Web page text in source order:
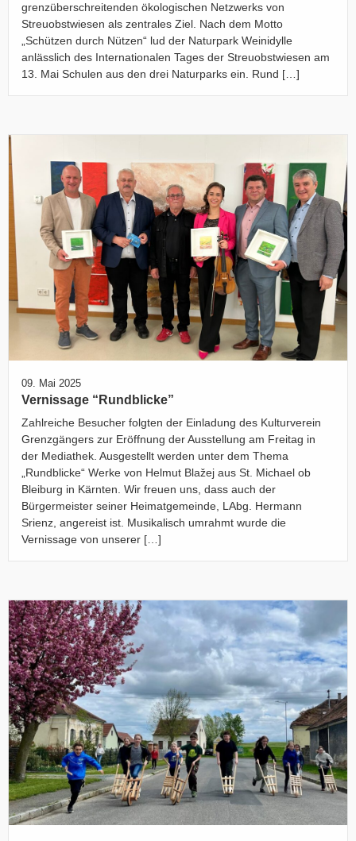
grenzüberschreitenden ökologischen Netzwerks von
Streuobstwiesen als zentrales Ziel. Nach dem Motto
„Schützen durch Nützen“ lud der Naturpark Weinidylle
anlässlich des Internationalen Tages der Streuobstwiesen am
13. Mai Schulen aus den drei Naturparks ein. Rund […]
09. Mai 2025
Vernissage “Rundblicke”
Zahlreiche Besucher folgten der Einladung des Kulturverein
Grenzgängers zur Eröffnung der Ausstellung am Freitag in
der Mediathek. Ausgestellt werden unter dem Thema
„Rundblicke“ Werke von Helmut Blažej aus St. Michael ob
Bleiburg in Kärnten. Wir freuen uns, dass auch der
Bürgermeister seiner Heimatgemeinde, LAbg. Hermann
Srienz, angereist ist. Musikalisch umrahmt wurde die
Vernissage von unserer […]